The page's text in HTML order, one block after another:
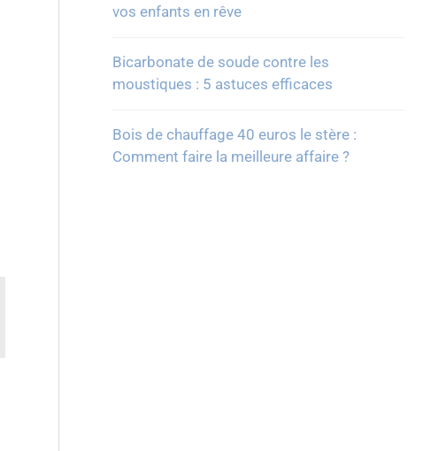
vos enfants en rêve
Bicarbonate de soude contre les
moustiques : 5 astuces efficaces
Bois de chauffage 40 euros le stère :
Comment faire la meilleure affaire ?